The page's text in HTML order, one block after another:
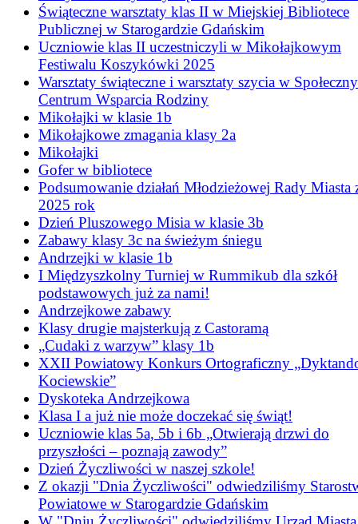
Świąteczne warsztaty klas II w Miejskiej Bibliotece
Publicznej w Starogardzie Gdańskim
Uczniowie klas II uczestniczyli w Mikołajkowym
Festiwalu Koszykówki 2025
Warsztaty świąteczne i warsztaty szycia w
Centrum Wsparcia Rodziny
Mikołajki w klasie 1b
Mikołajkowe zmagania klasy 2a
Mikołajki
Gofer w bibliotece
Podsumowanie działań Młodzieżowej Rady Miasta
2025 rok
Dzień Pluszowego Misia w klasie 3b
Zabawy klasy 3c na świeżym śniegu
Andrzejki w klasie 1b
I Międzyszkolny Turniej w Rummikub dla szkół
podstawowych już za nami!
Andrzejkowe zabawy
Klasy drugie majsterkują z Castoramą
„Cudaki z warzyw” klasy 1b
XXII Powiatowy Konkurs Ortograficzny
Kociewskie”
Dyskoteka Andrzejkowa
Klasa I a już nie może doczekać się świąt!
Uczniowie klas 5a, 5b i 6b „Otwierają drzwi do
przyszłości – poznają zawody”
Dzień Życzliwości w naszej szkole!
Z okazji "Dnia Życzliwości" odwiedziliśmy
Powiatowe w Starogardzie Gdańskim